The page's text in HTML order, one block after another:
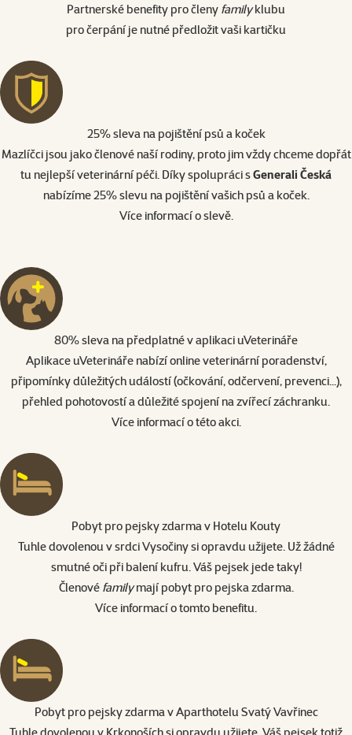
Partnerské benefity pro členy familyklubu
pro čerpání je nutné předložit vaši kartičku
25% sleva na pojištění psů a koček
Mazlíčci jsou jako členové naší rodiny, proto jim vždy chceme dopřát
tu nejlepší veterinární péči. Díky spolupráci sGenerali Česká
nabízíme 25% slevu na pojištění vašich psů a koček.
Více informací o slevě.
80% sleva na předplatné v aplikaci uVeterináře
Aplikace uVeterináře nabízí online veterinární poradenství,
připomínky důležitých událostí (očkování, odčervení, prevenci...),
přehled pohotovostí a důležité spojení na zvířecí záchranku.
Více informací o této akci.
Pobyt pro pejsky zdarma v Hotelu Kouty
Tuhle dovolenou v srdci Vysočiny si opravdu užijete. Už žádné
smutné oči při balení kufru. Váš pejsek jede taky!
Členové familymají pobyt pro pejska zdarma.
Více informací o tomto benefitu
Pobyt pro pejsky zdarma v Aparthotelu Svatý Vavřinec
Tuhle dovolenou v Krkonoších si opravdu užijete. Váš pejsek totiž